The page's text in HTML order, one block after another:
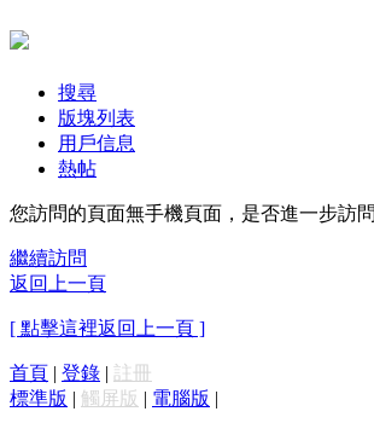
搜尋
版塊列表
用戶信息
熱帖
您訪問的頁面無手機頁面，是否進一步訪
繼續訪問
返回上一頁
[ 點擊這裡返回上一頁 ]
首頁 | 登錄 | 註冊
標準版 | 觸屏版 | 電腦版 |